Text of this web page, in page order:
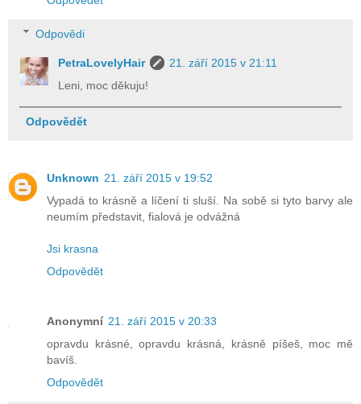
Odpovědi
PetraLovelyHair
21. září 2015 v 21:11
Leni, moc děkuju!
Odpovědět
Unknown 21. září 2015 v 19:52
Vypadá to krásně a líčení ti sluší. Na sobě si tyto barvy ale
neumím představit, fialová je odvážná
Jsi krasna
Odpovědět
Anonymní 21. září 2015 v 20:33
opravdu krásné, opravdu krásná, krásně píšeš, moc mě
bavíš.
Odpovědět